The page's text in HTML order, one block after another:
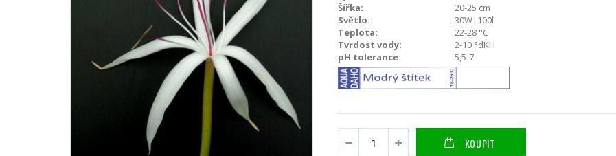
Šířka:
20-25 cm
Světlo:
30W|100l
Teplota:
22-28 °C
Tvrdost vody:
2-10 °dKH
pH tolerance:
5,5-7
KOUPIT